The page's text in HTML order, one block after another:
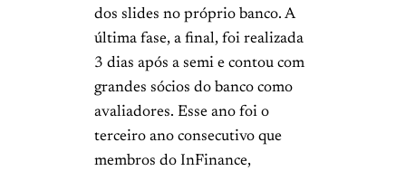
dos slides no próprio banco. A
última fase, a final, foi realizada
3 dias após a semi e contou com
grandes sócios do banco como
avaliadores. Esse ano foi o
terceiro ano consecutivo que
membros do InFinance,